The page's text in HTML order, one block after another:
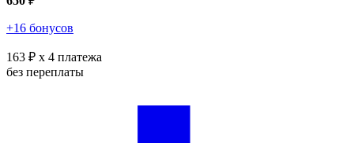
+16 бонусов
163 ₽ x 4 платежа
без переплаты